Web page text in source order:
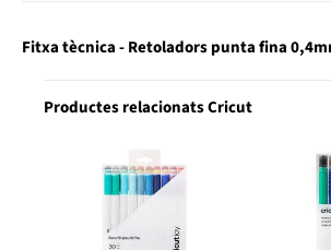
Fitxa tècnica - Retoladors punta fina
Productes relacionats Cricut